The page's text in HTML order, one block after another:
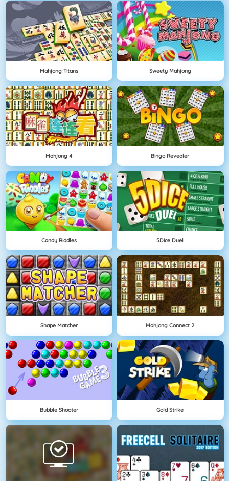
Mahjong Titans Sweety Mahjong
Mahjong 4 Bingo Revealer
Candy Riddles 5Dice Duel
Shape Matcher Mahjong Connect 2
Bubble Shooter Gold Strike